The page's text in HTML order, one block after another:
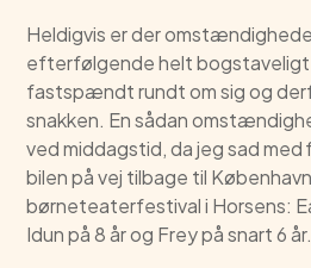
Heldigvis er der
efterfølgende helt bogstaveligt
fastspændt rundt om sig og
snakken. En sådan
ved middagstid, da jeg sad med
bilen på vej tilbage til
børneteaterfestival i Horsens:
Idun på 8 år og Frey på snart 6 år.